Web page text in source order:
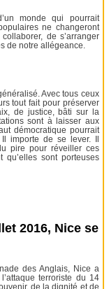
monde qui pourrait
ne changeront
de s’arranger
de notre allégeance.
Avec tous ceux
tout fait pour préserver
de justice, bâti sur la
sont à laisser aux
démocratique pourrait
importe de se lever. Il
pire pour réveiller ces
qu’elles sont porteuses
2016, Nice se
des Anglais, Nice a
terroriste du 14
de la dignité et de